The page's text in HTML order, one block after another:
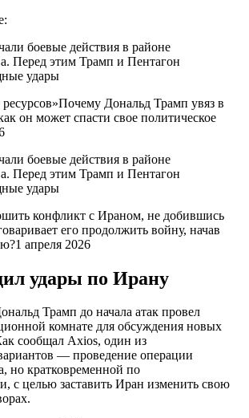
ресурсов»Почему Дональд Трамп увяз в
он может спасти свое политическое
конфликт с Ираном, не добившись
его продолжить войну, начав
апреля 2026
удары по Ирану
Трамп до начала атак провел
комнате для обсуждения новых
сообщал Axios, один из
— проведение операции
но кратковременной по
с целью заставить Иран изменить свою